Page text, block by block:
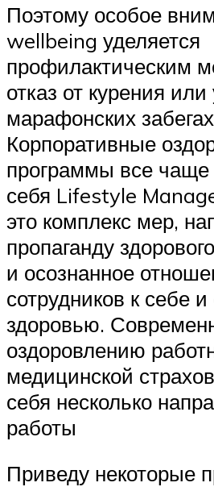
Поэтому особое
wellbeing уделяется
профилактическим
отказ от курения
марафонских
Корпоративные
программы все
себя Lifestyle
это комплекс мер,
пропаганду
и осознанное
сотрудников к себе
здоровью.
оздоровлению
медицинской
себя несколько
работы
Приведу некоторые